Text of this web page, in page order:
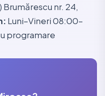
Brumărescu nr. 24,
Luni–Vineri 08:00–
programare